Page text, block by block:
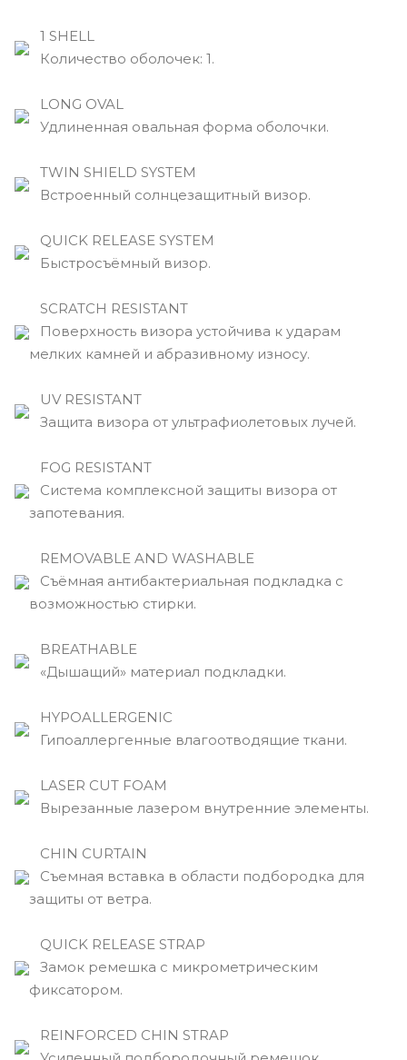
1 SHELL
Количество оболочек: 1.
LONG OVAL
Удлиненная овальная форма оболочки.
TWIN SHIELD SYSTEM
Встроенный солнцезащитный визор.
QUICK RELEASE SYSTEM
Быстросъёмный визор.
SCRATCH RESISTANT
Поверхность визора устойчива к ударам
мелких камней и абразивному износу.
UV RESISTANT
Защита визора от ультрафиолетовых лучей.
FOG RESISTANT
Система комплексной защиты визора от
запотевания.
REMOVABLE AND WASHABLE
Съёмная антибактериальная подкладка с
возможностью стирки.
BREATHABLE
«Дышащий» материал подкладки.
HYPOALLERGENIC
Гипоаллергенные влагоотводящие ткани.
LASER CUT FOAM
Вырезанные лазером внутренние элементы.
CHIN CURTAIN
Съемная вставка в области подбородка для
защиты от ветра.
QUICK RELEASE STRAP
Замок ремешка с микрометрическим
фиксатором.
REINFORCED CHIN STRAP